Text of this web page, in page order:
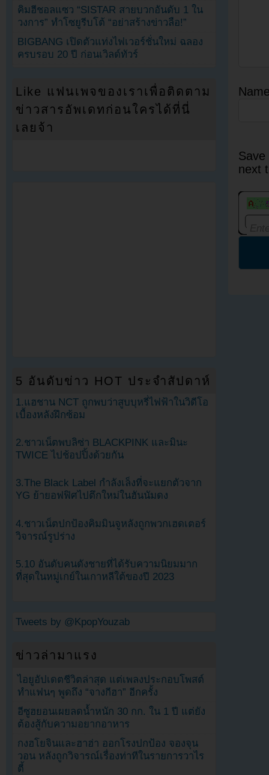
next
คิมฮีชอลแซว “SISTAR สายบวกอันดับ 1 ใน
วงการ” ทำโซยูรีบโต้ “อย่าสร้างข่าวลือ!”
BIGBANG เปิดตัวแท่งไฟเวอร์ชั่นใหม่ ฉลอง
ครบรอบ 20 ปี ก่อนเวิลด์ทัวร์
Like แฟนเพจของเราเพื่อติดตาม
ข่าวสารอัพเดทก่อนใครได้ที่นี่
เลยจ้า
5 อันดับข่าว HOT ประจำสัปดาห์
1.แฮชาน NCT ถูกพบว่าสูบบุหรี่ไฟฟ้าในวิดีโอ
เบื้องหลังฝึกซ้อม
2.ชาวเน็ตพบลิซ่า BLACKPINK และมินะ
TWICE ไปช้อปปิ้งด้วยกัน
3.The Black Label กำลังเล็งที่จะแยกตัวจาก
YG ย้ายอฟฟิศไปตึกใหม่ในฮันนัมดง
4.ชาวเน็ตปกป้องคิมมินจูหลังถูกพวกเฮดเตอร์
วิจารณ์รูปร่าง
5.10 อันดับคนดังชายที่ได้รับความนิยมมาก
ที่สุดในหมู่เกย์ในเกาหลีใต้ของปี 2023
Tweets by @KpopYouzab
ข่าวล่ามาแรง
ไอยูอัปเดตชีวิตล่าสุด แต่เพลงประกอบโพสต์
ทำแฟนๆ พูดถึง “จางกีฮา” อีกครั้ง
อีซูฮยอนเผยลดน้ำหนัก 30 กก. ใน 1 ปี แต่ยัง
ต้องสู้กับความอยากอาหาร
กงฮโยจินและฮาฮ่า ออกโรงปกป้อง จองจุน
วอน หลังถูกวิจารณ์เรื่องท่าทีในรายการวาไร
ตี้